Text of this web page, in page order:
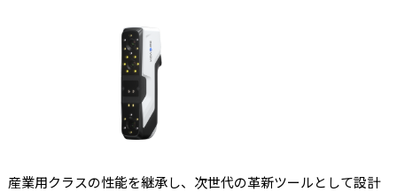
産業用クラスの性能を継承し、次世代の革新ツールとして設計